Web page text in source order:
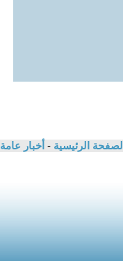
الصفحة الرئيسية - أخبار عامة